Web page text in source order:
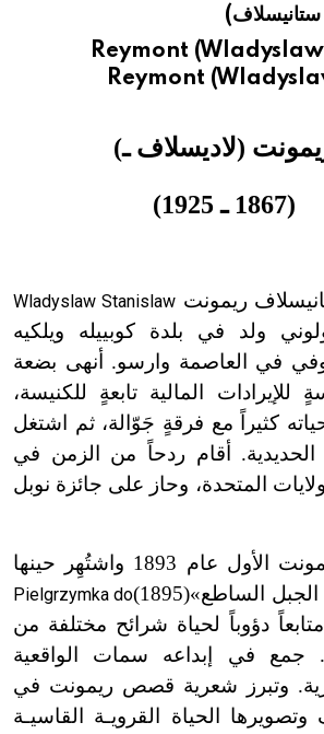
العربية تطلق موسوعات جديدة في عام 2026
Reymont
Reymont
(لاديسلافـ)
(1867 ـ 1925)
ريمونت Wladyslaw Stanislaw
ولد في بلدة كوبييله ويلكيه
في العاصمة وارسو. أنهى بضعة
المالية تابعةٍ للكنيسة،
كثيراً مع فرقةٍ جَوّالة، ثم اشتغل
أقام ردحاً من الزمن في
المتحدة، وحاز على جائزة نوبل
ظهر إنتاج ريمونت الأول عام 1893 واشتُهِر حينها
الجبل الساطع»(1895)
Pielgrzymka do
دؤوباً لحياة شرائح مختلفة من
جمع في إبداعه سمات الواقعية
وتبرز شعرية قصص ريمونت في
الحياة القرويـة القاسيـة